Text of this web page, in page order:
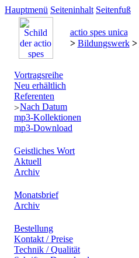
Hauptmenü Seiteninhalt Seitenfuß
actio spes unica
> Bildungswerk >
Vortragsreihe
Neu erhältlich
Referenten
Nach Datum
mp3-Kollektionen
mp3-Download
Geistliches Wort
Aktuell
Archiv
Monatsbrief
Archiv
Bestellung
Kontakt / Preise
Technik / Qualität